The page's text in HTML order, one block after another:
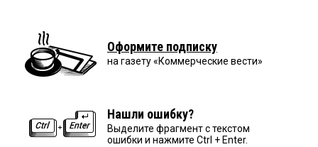
Оформите подписку
на газету «Коммерческие вести»
Нашли ошибку?
Выделите фрагмент с текстом
ошибки и нажмите Ctrl + Enter.